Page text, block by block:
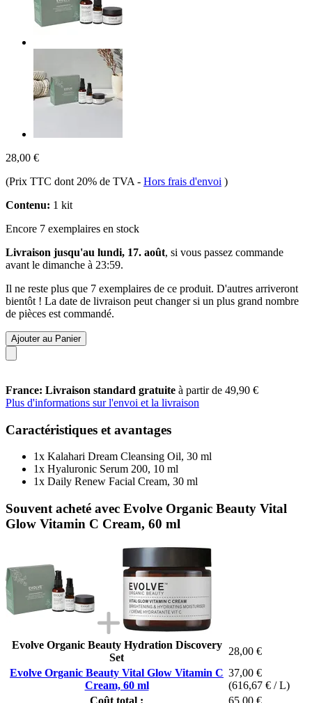
28,00 €
(Prix TTC dont 20% de TVA - Hors frais d'envoi )
Contenu: 1 kit
Encore 7 exemplaires en stock
Livraison jusqu'au lundi, 17. août, si vous passez commande
avant le dimanche à 23:59.
Il ne reste plus que 7 exemplaires de ce produit. D'autres arriveront
bientôt ! La date de livraison peut changer si un plus grand nombre
de pièces est commandé.
Ajouter au Panier
France: Livraison standard gratuite à partir de 49,90 €
Plus d'informations sur l'envoi et la livraison
Caractéristiques et avantages
1x Kalahari Dream Cleansing Oil, 30 ml
1x Hyaluronic Serum 200, 10 ml
1x Daily Renew Facial Cream, 30 ml
Souvent acheté avec Evolve Organic Beauty Vital
Glow Vitamin C Cream, 60 ml
Evolve Organic Beauty Hydration Discovery
Set
28,00 €
Evolve Organic Beauty Vital Glow Vitamin C
Cream, 60 ml
37,00 €
(616,67 € / L)
Coût total :
65,00 €